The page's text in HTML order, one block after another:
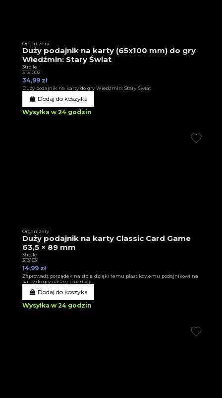
Organizery
Duży podajnik na karty (65x100 mm) do gry
Wiedźmin: Stary Świat
3trolle
3T31002
34,99 zł
Duży podajnik na karty do gry Wiedźmin: Stary Świat
Dodaj do koszyka
Wysyłka w 24 godzin
Organizery
Duży podajnik na karty Classic Card Game
63,5 × 89 mm
3trolle
3T31531
14,99 zł
Zaprowadź porządek na stole dzięki temu plastikowemu podajnikowi na
karty do gry naszej produkcji.
Dodaj do koszyka
Wysyłka w 24 godzin